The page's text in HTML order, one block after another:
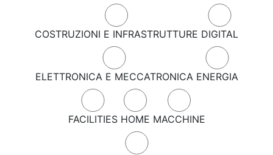
COSTRUZIONI E INFRASTRUTTURE DIGITAL
ELETTRONICA E MECCATRONICA ENERGIA
FACILITIES HOME MACCHINE